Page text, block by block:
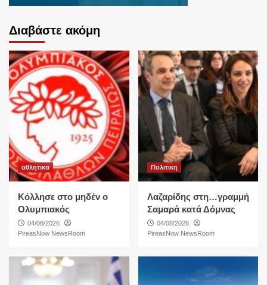
Διαβάστε ακόμη
αθλητικα
Κόλλησε στο μηδέν ο
Ολυμπιακός
04/08/2026
PireasNow NewsRoom
Πολιτικη
Λαζαρίδης στη…γραμμή
Σαμαρά κατά Δόμνας
04/08/2026
PireasNow NewsRoom